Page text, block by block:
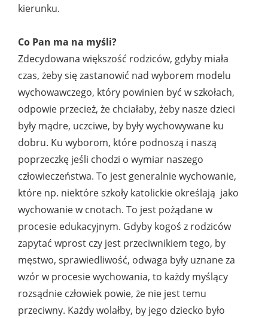
kierunku.
Co Pan ma na myśli?
Zdecydowana większość rodziców, gdyby miała
czas, żeby się zastanowić nad wyborem modelu
wychowawczego, który powinien być w szkołach,
odpowie przecież, że chciałaby, żeby nasze dzieci
były mądre, uczciwe, by były wychowywane ku
dobru. Ku wyborom, które podnoszą i naszą
poprzeczkę jeśli chodzi o wymiar naszego
człowieczeństwa. To jest generalnie wychowanie,
które np. niektóre szkoły katolickie określają jako
wychowanie w cnotach. To jest pożądane w
procesie edukacyjnym. Gdyby kogoś z rodziców
zapytać wprost czy jest przeciwnikiem tego, by
męstwo, sprawiedliwość, odwaga były uznane za
wzór w procesie wychowania, to każdy myślący
rozsądnie człowiek powie, że nie jest temu
przeciwny. Każdy wolałby, by jego dziecko było